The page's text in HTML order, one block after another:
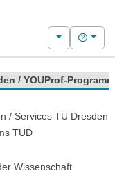
WeitereHilfe
/ YOUProf-Programm
/ Services TU Dresden
TUD
Wissenschaft